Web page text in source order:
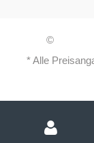
©
* Alle
Account